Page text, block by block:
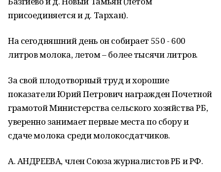
присоединяется и д. Тархан).
На сегодняшний день он собирает 550 - 600
литров молока, летом – более тысячи литров.
За свой плодотворный труд и хорошие
показатели Юрий Петрович награжден Почетной
грамотой Министерства сельского хозяйства РБ,
уверенно занимает первые места по сбору и
сдаче молока среди молокосдатчиков.
А. АНДРЕЕВА, член Союза журналистов РБ и РФ.